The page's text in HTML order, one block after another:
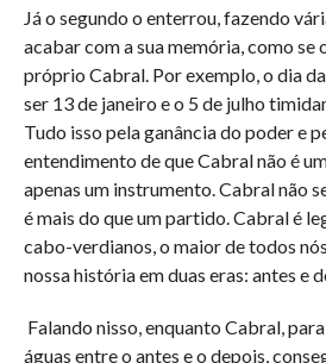
Já o segundo o enterrou, fazendo
acabar com a sua memória, como se
próprio Cabral. Por exemplo, o dia
ser 13 de janeiro e o 5 de julho
Tudo isso pela ganância do poder e
entendimento de que Cabral não é
apenas um instrumento. Cabral não
é mais do que um partido. Cabral é
cabo-verdianos, o maior de todos
nossa história em duas eras: antes e
Falando nisso, enquanto Cabral,
águas entre o antes e o depois,